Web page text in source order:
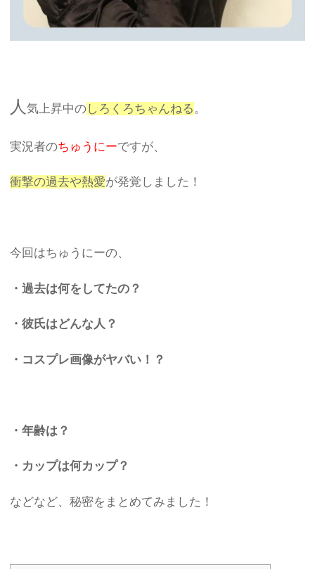
人気上昇中のしろくろちゃんねる。
実況者のちゅうにーですが、
衝撃の過去や熱愛が発覚しました！
今回はちゅうにーの、
・過去は何をしてたの？
・彼氏はどんな人？
・コスプレ画像がヤバい！？
・年齢は？
・カップは何カップ？
などなど、秘密をまとめてみました！